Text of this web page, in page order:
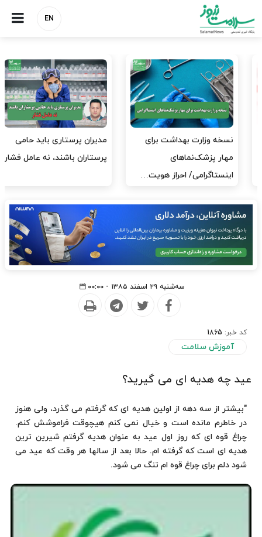
EN
مدیران پرستاری باید حامی
پرستاران باشند، نه عامل فشار
مدیریت سلامت، میدان
آزمون و خطا نیست
سه‌شنبه ۲۹ اسفند ۱۳۸۵ - ۰۰:۰۰
کد خبر: 1865
آموزش سلامت
عید چه هدیه ای می گیرید؟
"بیشتر از سه دهه از اولین هدیه ای که گرفتم می گذرد، ولی هنوز
در خاطرم مانده است و خیال نمی کنم هیچوقت فراموشش کنم.
چراغ قوه ای که روز اول عید به عنوان هدیه گرفتم شیرین ترین
هدیه ای است که گرفته ام. حالا بعد از سالها هر وقت که عید می
شود دلم برای چراغ قوه ام تنگ می شود.